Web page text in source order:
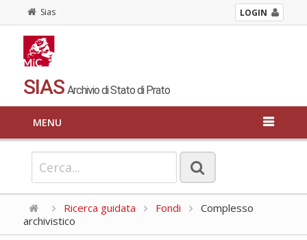
Sias LOGIN
SIAS Archivio di Stato di Prato
MENU
Ricerca guidata Fondi
Complesso
archivistico